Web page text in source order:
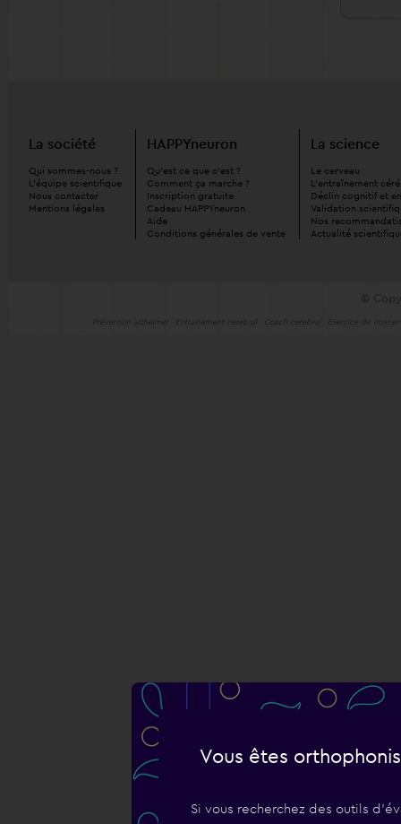
Vous êtes
Si vous recherchez des outils
La société
Qui sommes-nous ?
L'équipe scientifique
Nous contacter
Mentions légales
HAPPYneuron
Qu'est ce que c'est ?
Comment ça marche ?
Inscription gratuite
Cadeau HAPPYneuron
Aide
Conditions générales de vente
La science
Le cerveau
L'entraînement
Déclin cognitif et
Validation
Nos
Actualité
©